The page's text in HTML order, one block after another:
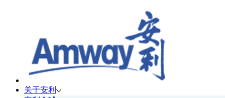
关于安利